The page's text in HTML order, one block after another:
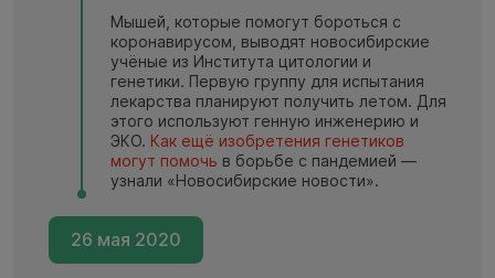
Мышей, которые помогут бороться с
коронавирусом, выводят новосибирские
учёные из Института цитологии и
генетики. Первую группу для испытания
лекарства планируют получить летом. Для
этого используют генную инженерию и
ЭКО. Как ещё изобретения генетиков
могут помочь в борьбе с пандемией —
узнали «Новосибирские новости».
26 мая 2020